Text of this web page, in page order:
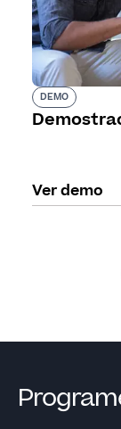
DEMO
Ver demo